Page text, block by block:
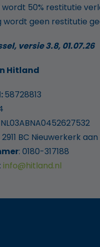
wordt 50% restitutie
wordt geen restitutie
versie 3.8, 01.07.26
Hitland
58728813
NL03ABNA0452627532
BC Nieuwerkerk
: 0180-317188
: info@hitland.nl